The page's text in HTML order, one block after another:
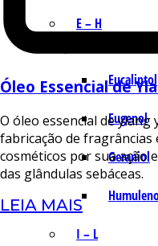
E – H
Eucaliptol
Eugenol
Geraniol
I – L
Óleo Essencial de
O óleo essencial de
fabricação de
cosméticos por sua ação
das glândulas sebáceas.
LEIA MAIS